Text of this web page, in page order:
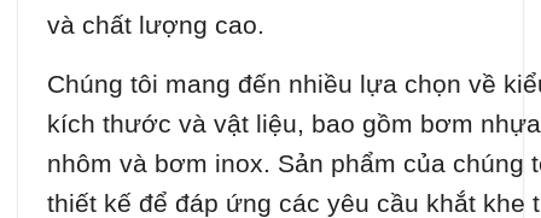
và chất lượng cao.
Chúng tôi mang đến nhiều lựa chọn về
kích thước và vật liệu, bao gồm bơm
nhôm và bơm inox. Sản phẩm của chúng
thiết kế để đáp ứng các yêu cầu khắt khe